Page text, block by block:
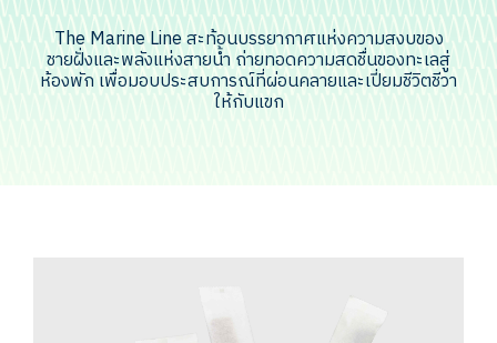
The Marine Line สะท้อนบรรยากาศแห่งความสงบของ
ชายฝั่งและพลังแห่งสายน้ำ ถ่ายทอดความสดชื่นของทะเลสู่
ห้องพัก เพื่อมอบประสบการณ์ที่ผ่อนคลายและเปี่ยมชีวิตชีวา
ให้กับแขก